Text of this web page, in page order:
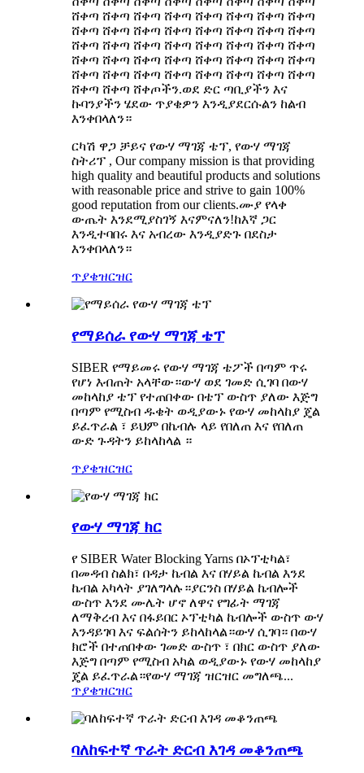
ሸቀጣ ሸቀጣ ሸቀጣ ሸቀጣ ሸቀጣ ሸቀጣ ሸቀጣ ሸቀጣ
ሸቀጣ ሸቀጣ ሸቀጣ ሸቀጣ ሸቀጣ ሸቀጣ ሸቀጣ ሸቀጣ
ሸቀጣ ሸቀጣ ሸቀጣ ሸቀጣ ሸቀጣ ሸቀጣ ሸቀጣ ሸቀጣ
ሸቀጣ ሸቀጣ ሸቀጣ ሸቀጣ ሸቀጣ ሸቀጣ ሸቀጣ ሸቀጣ
ሸቀጣ ሸቀጣ ሸቀጣ ሸቀጣ ሸቀጣ ሸቀጣ ሸቀጣ ሸቀጣ
ሸቀጣ ሸቀጣ ሸቀጦችን.ወደ ድር ጣቢያችን እና
ኩባንያችን ሄደው ጥያቄዎን እንዲያደርሱልን ከልብ
እንቀበላለን።
ርካሽ ዋጋ ቻይና የውሃ ማገጃ ቴፕ, የውሃ ማገጃ
ስትሪፕ , Our company mission is that providing
high quality and beautiful products and solutions
with reasonable price and strive to gain 100%
good reputation from our clients.ሙያ የላቀ
ውጤት እንደሚያስገኝ እናምናለን!ከእኛ ጋር
እንዲተባበሩ እና አብረው እንዲያድጉ በደስታ
እንቀበላለን።
ጥያቄዝርዝር
የማይሰራ የውሃ ማገጃ ቴፕ
SIBER የማይመሩ የውሃ ማገጃ ቴፖች በጣም ጥሩ
የሆነ እብጠት አላቸው።ውሃ ወደ ገመድ ሲገባ በውሃ
መከላከያ ቴፕ የተጠበቀው በቴፕ ውስጥ ያለው እጅግ
በጣም የሚስብ ዱቄት ወዲያውኑ የውሃ መከላከያ ጄል
ይፈጥራል ፣ ይህም በኬብሉ ላይ የበለጠ እና የበለጠ
ውድ ጉዳትን ይከላከላል ።
ጥያቄዝርዝር
የውሃ ማገጃ ክር
የ SIBER Water Blocking Yarns በኦፕቲካል፣
በመዳብ ስልክ፣ በዳታ ኬብል እና በሃይል ኬብል እንደ
ኬብል አካላት ያገለግላሉ።ያርንስ በሃይል ኬብሎች
ውስጥ እንደ ሙሌት ሆኖ ለዋና የግፊት ማገጃ
ለማቅረብ እና በፋይበር ኦፕቲካል ኬብሎች ውስጥ ውሃ
እንዳይገባ እና ፍልሰትን ይከላከላል።ውሃ ሲገባ። በውሃ
ክሮች በተጠበቀው ገመድ ውስጥ ፣ በክር ውስጥ ያለው
እጅግ በጣም የሚስብ አካል ወዲያውኑ የውሃ መከላከያ
ጄል ይፈጥራል።የውሃ ማገጃ ዝርዝር መግለጫ...
ጥያቄዝርዝር
ባለከፍተኛ ጥራት ድርብ እገዳ መቆንጠጫ